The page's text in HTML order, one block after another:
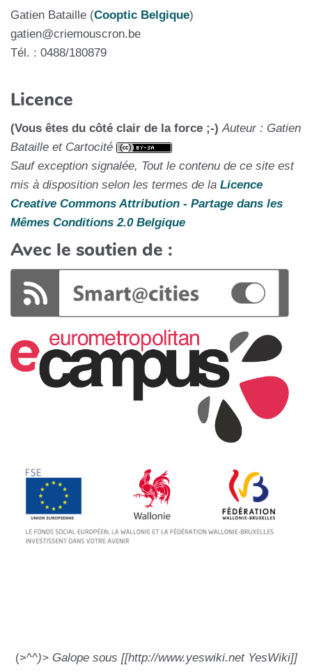
Gatien Bataille (Cooptic Belgique)
gatien@criemouscron.be
Tél. : 0488/180879
Licence
(Vous êtes du côté clair de la force ;-) Auteur : Gatien
Bataille et Cartocité
Sauf exception signalée, Tout le contenu de ce site est
mis à disposition selon les termes de la Licence
Creative Commons Attribution - Partage dans les
Mêmes Conditions 2.0 Belgique
Avec le soutien de :
(>^^)> Galope sous [[http://www.yeswiki.net YesWiki]]